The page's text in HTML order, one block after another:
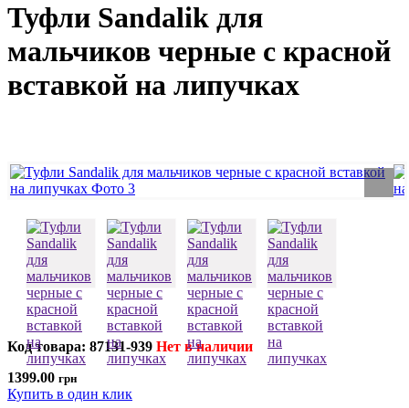
Туфли Sandalik для
мальчиков черные с красной
вставкой на липучках
Код товара: 87131-939 Нет в наличии
1399.00 грн
Купить в один клик